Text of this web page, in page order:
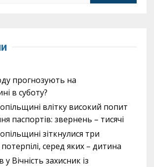
прогнозують на
в суботу?
влітку високий попит
паспортів: звернень – тисячі
зіткнулися три
потерпілі, серед яких – дитина
у Вічність захисник із